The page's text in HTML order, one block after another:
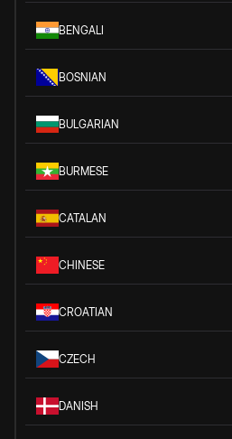
BENGALI
BOSNIAN
BULGARIAN
BURMESE
CATALAN
CHINESE
CROATIAN
CZECH
DANISH